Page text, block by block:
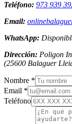
Teléfono: 973 939
Email:
WhatsApp:
Dirección: Poligon
(25600 Balaguer
Nombre *
Email *
Teléfono